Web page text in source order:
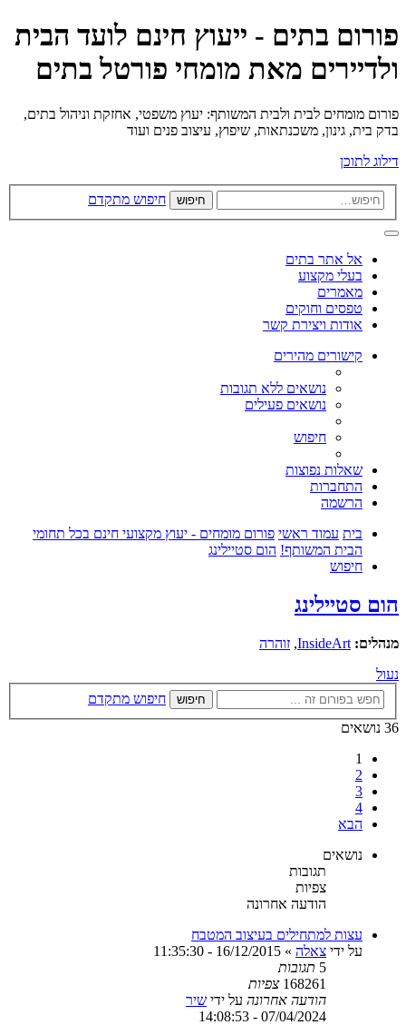
פורום בתים - ייעוץ חינם לועד הבית
ולדיירים מאת מומחי פורטל בתים
פורום מומחים לבית ולבית המשותף: יעוץ משפטי, אחזקת וניהול בתים,
בדק בית, גינון, משכנתאות, שיפוץ, עיצוב פנים ועוד
דילוג לתוכן
חיפוש חיפוש מתקדם
אל אתר בתים
בעלי מקצוע
מאמרים
טפסים וחוקים
אודות ויצירת קשר
קישורים מהירים
נושאים ללא תגובות
נושאים פעילים
חיפוש
שאלות נפוצות
התחברות
הרשמה
בית עמוד ראשי פורום מומחים - יעוץ מקצועי חינם בכל תחומי
הבית המשותף! הום סטיילינג
חיפוש
הום סטיילינג
מנהלים: InsideArt
, זוהרה
נעול
חיפוש
חיפוש מתקדם
36 נושאים
1
2
3
4
הבא
נושאים
תגובות
צפיות
הודעה אחרונה
עצות למתחילים בעיצוב המטבח
על ידי צאלה »
16/12/2015 - 11:35:30
5 תגובות
168261 צפיות
הודעה אחרונה על ידי שיר
07/04/2024 - 14:08:53